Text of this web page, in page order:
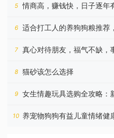
5
情商高，赚钱快，日子逐年
好
6 适合打工人的养狗狗粮推荐
7
真心对待朋友，福气不缺，
座
8 猫砂该怎么选择
9 女生情趣玩具选购全攻略：
10 养宠物狗狗有益儿童情绪健